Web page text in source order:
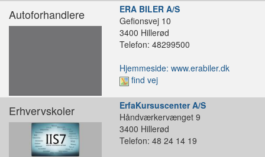
Autoforhandlere
ERA BILER A/S
Gefionsvej 10
3400 Hillerød
Telefon: 48299500
Hjemmeside: www.erabiler.dk
find vej
Erhvervskoler
ErfaKursuscenter A/S
Håndværkervænget 9
3400 Hillerød
Telefon: 48 24 14 19